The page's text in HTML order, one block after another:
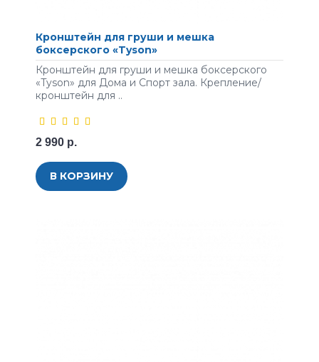
Кронштейн для груши и мешка
боксерского «Tyson»
Кронштейн для груши и мешка боксерского
«Tyson» для Дома и Спорт зала. Крепление/
кронштейн для ..
2 990 р.
В КОРЗИНУ